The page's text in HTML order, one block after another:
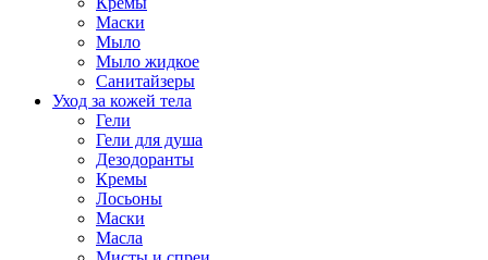
Маски
Мыло
Мыло жидкое
Санитайзеры
Уход за кожей тела
Гели
Гели для душа
Дезодоранты
Кремы
Лосьоны
Маски
Масла